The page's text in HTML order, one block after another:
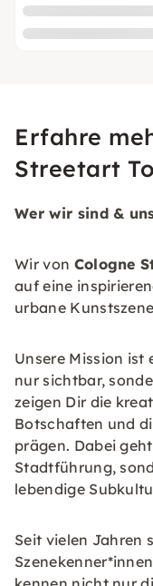
Erfahre
Streetart
Wer wir sind &
Wir von Cologne
auf eine
urbane
Unsere Mission
nur sichtbar,
zeigen Dir die
Botschaften und
prägen. Dabei
Stadtführung,
lebendige
Seit vielen Jahren